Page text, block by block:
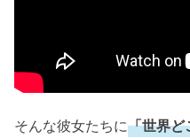
そんな彼女たちに「世界ど